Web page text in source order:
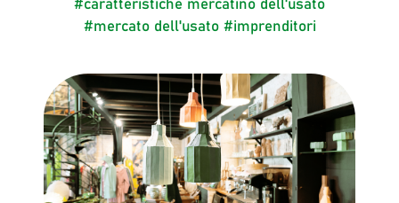
#caratteristiche mercatino dell'usato
#mercato dell'usato #imprenditori